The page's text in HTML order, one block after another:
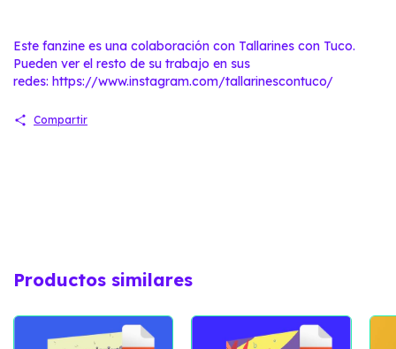
Este fanzine es una colaboración con Tallarines con Tuco.
Pueden ver el resto de su trabajo en sus
redes: https://www.instagram.com/tallarinescontuco/
Compartir
Productos similares